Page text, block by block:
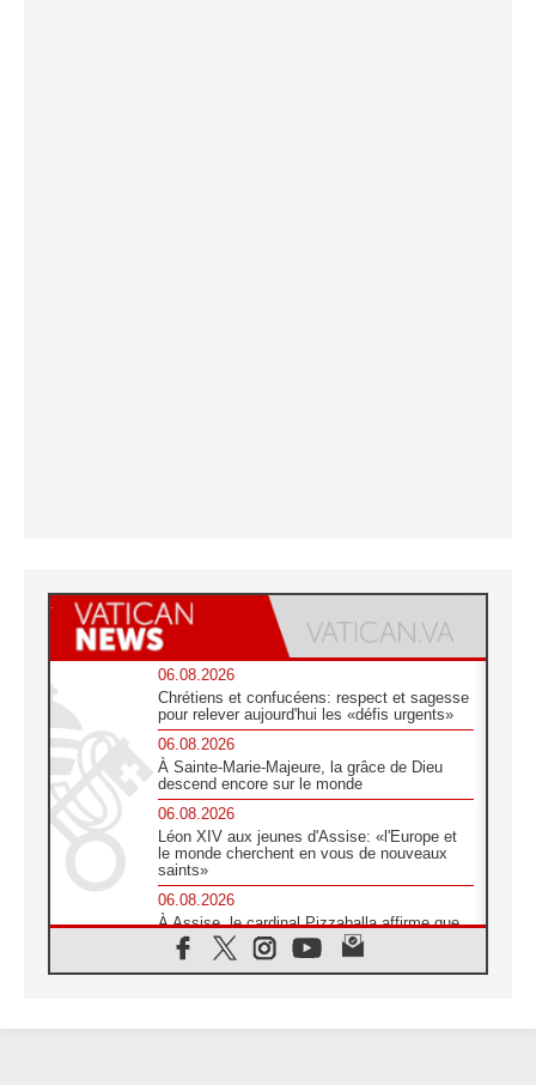
06.08.2026
Chrétiens et confucéens: respect et sagesse
pour relever aujourd'hui les «défis urgents»
06.08.2026
À Sainte-Marie-Majeure, la grâce de Dieu
descend encore sur le monde
06.08.2026
Léon XIV aux jeunes d'Assise: «l'Europe et
le monde cherchent en vous de nouveaux
saints»
06.08.2026
À Assise, le cardinal Pizzaballa affirme que
«les chrétiens veulent la paix»
06.08.2026